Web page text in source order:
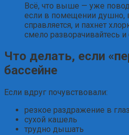
Всё, что выше — уже
если в помещении душно,
справляется, и пахнет
смело разворачивайтесь и
Что делать, если
бассейне
Если вдруг почувствовали:
резкое раздражение в
сухой кашель
трудно дышать